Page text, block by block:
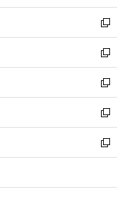
開
く
ウ
で
開
く
ン
ド
ウ
で
開
く
ウ
ィ
ン
ド
ウ
で
開
く
新
し
い
ウ
ィ
ン
ド
ウ
で
開
新
し
い
ウ
ィ
ン
ド
ウ
開
新
し
い
ウ
ィ
ン
ウ
新
し
い
ウ
ン
新
し
ウ